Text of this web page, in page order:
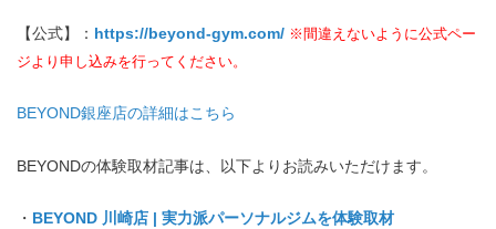
付き
★プロテ
【公式】： https://beyond-gym.com/ ※間違えないように公式ペー
ジより申し込みを行ってください。
BEYOND銀座店の詳細はこちら
BEYONDの体験取材記事は、以下よりお読みいただけます。
・ BEYOND 川崎店 | 実力派パーソナルジムを体験取材